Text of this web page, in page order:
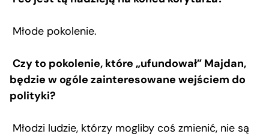
Młode pokolenie.
Czy to pokolenie, które „ufundował” Majdan,
będzie w ogóle zainteresowane wejściem do
polityki?
Młodzi ludzie, którzy mogliby coś zmienić, nie są